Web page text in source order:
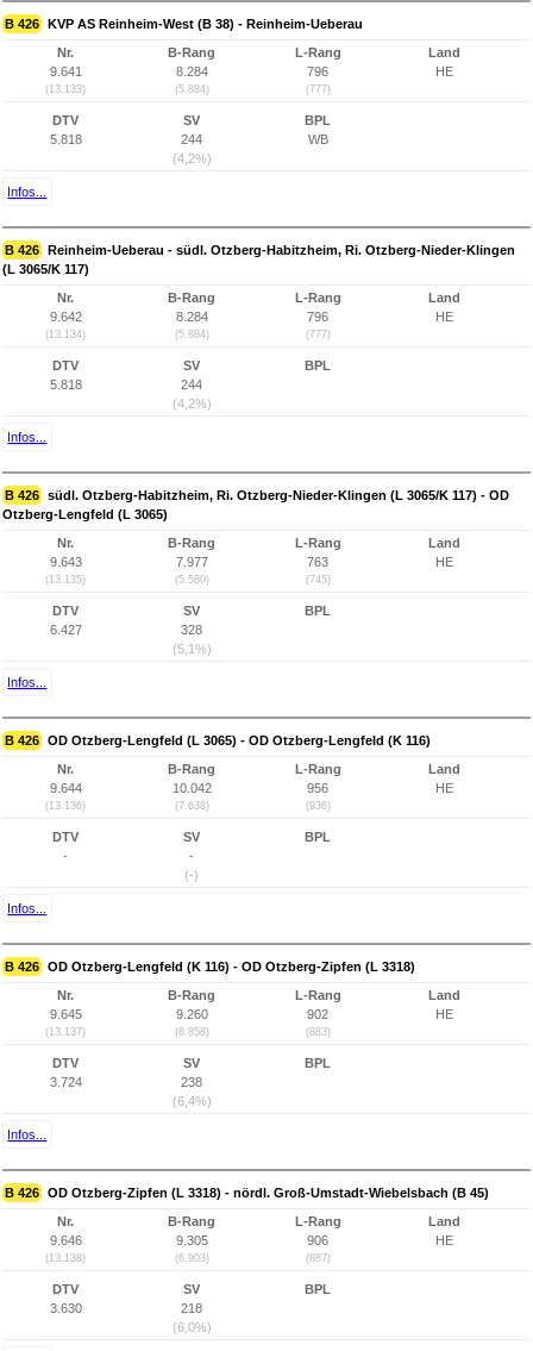
B 426 KVP AS Reinheim-West (B 38) - Reinheim-Ueberau
Nr.
9.641
(13.133)
B-Rang
8.284
(5.884)
L-Rang
796
(777)
Land
HE
DTV
5.818
SV
244
(4,2%)
BPL
WB
Infos...
B 426 Reinheim-Ueberau - südl. Otzberg-Habitzheim, Ri. Otzberg-Nieder-Klingen
(L 3065/K 117)
Nr.
9.642
(13.134)
B-Rang
8.284
(5.884)
L-Rang
796
(777)
Land
HE
DTV
5.818
SV
244
(4,2%)
BPL
Infos...
B 426 südl. Otzberg-Habitzheim, Ri. Otzberg-Nieder-Klingen (L 3065/K 117) - OD
Otzberg-Lengfeld (L 3065)
Nr.
9.643
(13.135)
B-Rang
7.977
(5.580)
L-Rang
763
(745)
Land
HE
DTV
6.427
SV
328
(5,1%)
BPL
Infos...
B 426 OD Otzberg-Lengfeld (L 3065) - OD Otzberg-Lengfeld (K 116)
Nr.
9.644
(13.136)
B-Rang
10.042
(7.638)
L-Rang
956
(936)
Land
HE
DTV
-
SV
-
(-)
BPL
Infos...
B 426 OD Otzberg-Lengfeld (K 116) - OD Otzberg-Zipfen (L 3318)
Nr.
9.645
(13.137)
B-Rang
9.260
(6.858)
L-Rang
902
(883)
Land
HE
DTV
3.724
SV
238
(6,4%)
BPL
Infos...
B 426 OD Otzberg-Zipfen (L 3318) - nördl. Groß-Umstadt-Wiebelsbach (B 45)
Nr.
9.646
(13.138)
B-Rang
9.305
(6.903)
L-Rang
906
(887)
Land
HE
DTV
3.630
SV
218
(6,0%)
BPL